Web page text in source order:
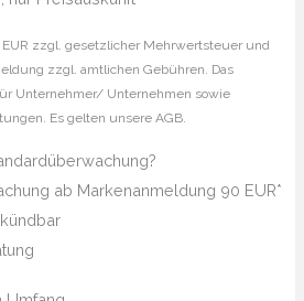
EUR zzgl. gesetzlicher Mehrwertsteuer und
zzgl. amtlichen Gebühren. Das
Unternehmer/ Unternehmen sowie
Es gelten unsere AGB.
ab Markenanmeldung 90 EUR*